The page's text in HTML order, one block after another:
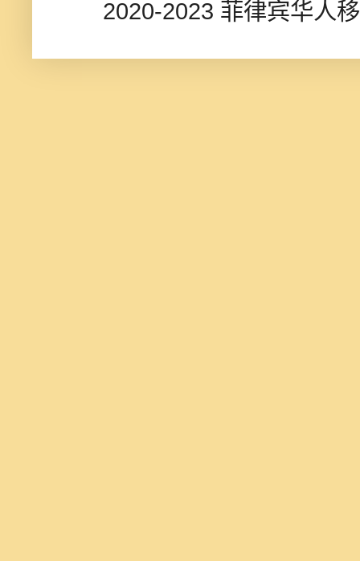
2020-2023 菲律宾华人